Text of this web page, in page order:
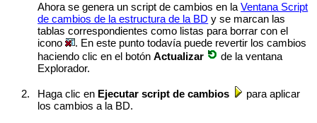
Ahora se genera un script de cambios en laVentana Script
de cambios de la estructura de la BD y se marcan las
tablas correspondientes como listas para borrar con el
icono
. En este punto todavía puede revertir los cambios
haciendo clic en el botónActualizar
de la ventana
Explorador.
2. Haga clic en Ejecutar script de cambios
para aplicar
los cambios a la BD.